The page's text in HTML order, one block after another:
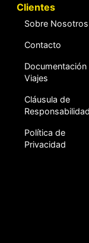
Clientes
Sobre Nosotros
Contacto
Documentación
Viajes
Cláusula de
Política de
Privacidad